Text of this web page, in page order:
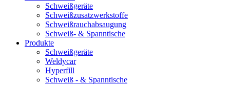
Schweißgeräte
Schweißzusatzwerkstoffe
Schweißrauchabsaugung
Schweiß- & Spanntische
Produkte
Schweißgeräte
Weldycar
Hyperfill
Schweiß - & Spanntische